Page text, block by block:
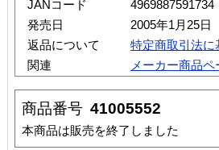
JANコード
4969887591734
発売日
2005年1月25日
返品について
特定商取引法に
関連
メーカー商品ペ
商品番号 41005552
本商品は販売を終了しました